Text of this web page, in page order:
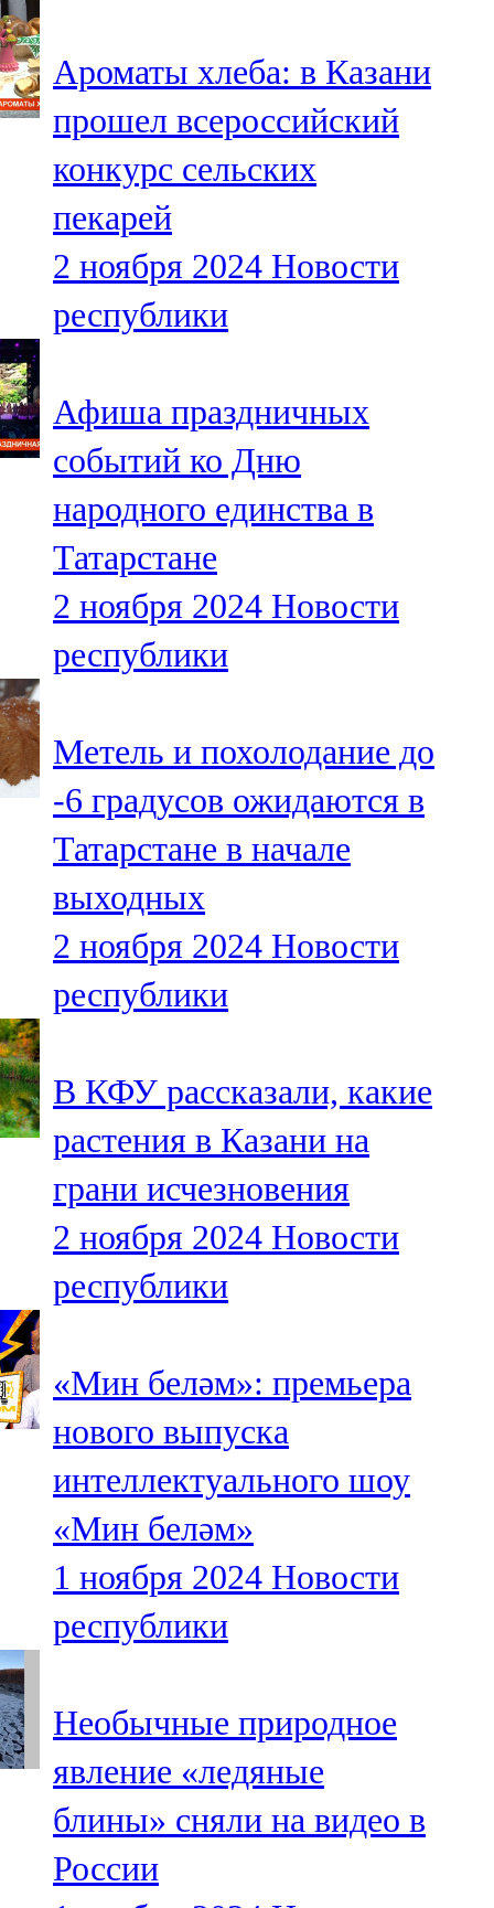
106,1 FM
Кама тамагы
71,51 FM
Кукмара
107,9 FM
Лениногорский
Мамадыш
106,2 FM
Минзәлә
107,3 FM
Мөслим
100,0 FM
104,7 FM
Олы Әтнә
71,42 FM
Сарман
107,8 FM
Теләче
Түбән Кама
102,6 FM
Чирмешән
107,7 FM
Чистай
Чүпрәле
91,0 FM
Шәмәрдән
102,3 FM
Яңа чишмә
107,0 FM
105,5 FM
Ароматы хлеба: в Казани
прошел всероссийский
конкурс сельских
пекарей
2 ноября 2024 Новости
республики
Афиша праздничных
событий ко Дню
народного единства в
Татарстане
2 ноября 2024 Новости
республики
Метель и похолодание до
-6 градусов ожидаются в
Татарстане в начале
выходных
2 ноября 2024 Новости
республики
В КФУ рассказали, какие
растения в Казани на
грани исчезновения
2 ноября 2024 Новости
республики
«Мин беләм»: премьера
нового выпуска
интеллектуального шоу
«Мин беләм»
1 ноября 2024 Новости
республики
Необычные природное
явление «ледяные
блины» сняли на видео в
России